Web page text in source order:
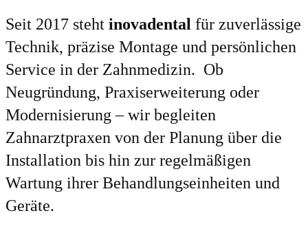
Seit 2017 steht inovadental für zuverlässige
Technik, präzise Montage und persönlichen
Service in der Zahnmedizin. Ob
Neugründung, Praxiserweiterung oder
Modernisierung – wir begleiten
Zahnarztpraxen von der Planung über die
Installation bis hin zur regelmäßigen
Wartung ihrer Behandlungseinheiten und
Geräte.